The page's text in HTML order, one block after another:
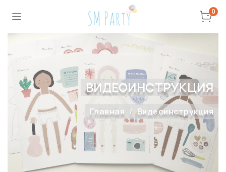
0
ВИДЕОИНСТРУКЦИЯ
Главная Видеоинструкция